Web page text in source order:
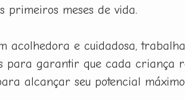
primeiros meses de vida.
acolhedora e cuidadosa,
para garantir que cada criança
alcançar seu potencial